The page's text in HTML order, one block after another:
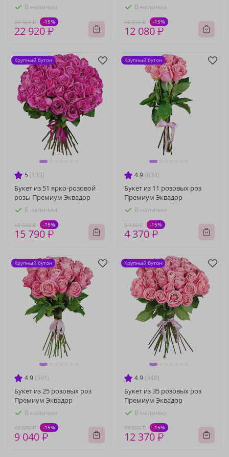
В наличии
26 960 ₽ -15%
22 920 ₽
В наличии
14 210 ₽ -15%
12 080 ₽
5 (133)
Букет из 51 ярко-розовой
розы Премиум Эквадор
В наличии
18 580 ₽ -15%
15 790 ₽
Крупный бутон
4.9 (834)
Букет из 11 розовых роз
Премиум Эквадор
В наличии
5 140 ₽ -15%
4 370 ₽
Крупный бутон
4.9 (391)
Букет из 25 розовых роз
Премиум Эквадор
В наличии
10 640 ₽ -15%
9 040 ₽
Крупный бутон
4.9 (348)
Букет из 35 розовых роз
Премиум Эквадор
В наличии
14 550 ₽ -15%
12 370 ₽
Крупный бутон